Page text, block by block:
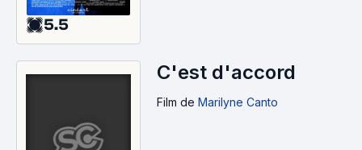
5.5
C'est d'accord
Film de Marilyne Canto